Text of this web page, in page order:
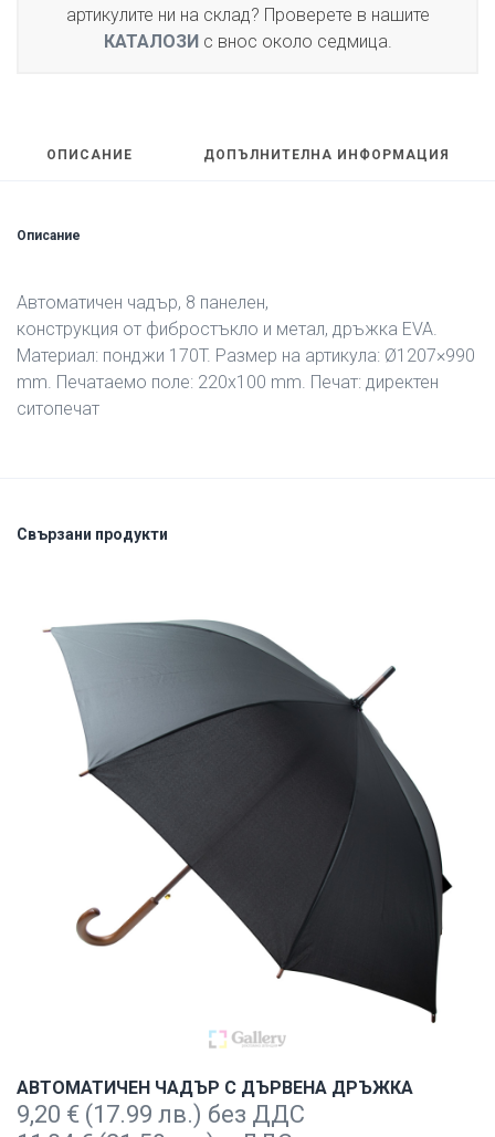
артикулите ни на склад? Проверете в нашите
КАТАЛОЗИс внос около седмица.
ОПИСАНИЕ ДОПЪЛНИТЕЛНА ИНФОРМАЦИЯ
Описание
Автоматичен чадър, 8 панелен,
конструкция от фибростъкло и метал, дръжка EVA.
Материал: понджи 170T. Размер на артикула: Ø1207×990
mm. Печатаемо поле: 220х100 mm. Печат: директен
ситопечат
Свързани продукти
АВТОМАТИЧЕН ЧАДЪР С ДЪРВЕНА ДРЪЖКА
9,20 € (17.99 лв.) без ДДС